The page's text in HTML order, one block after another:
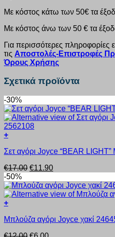
Με κόστος κάτω των 50€ τα
Με κόστος άνω των 50 € τα
Για περισσότερες πληροφορίες
τις Αποστολές-Επιστροφές
Όρους Χρήσης
Σχετικά προϊόντα
-30%
+
το
έχει
πολλαπλές
παραλλαγές.
Οι
επιλογές
να
Σετ αγόρι Joyce “BEAR
€17.00 Original
was:
€17.00.
€11.90Η
τιμή
είναι:
-50%
+
το
Μπλούζα αγόρι Joyce χακί
Original
Η